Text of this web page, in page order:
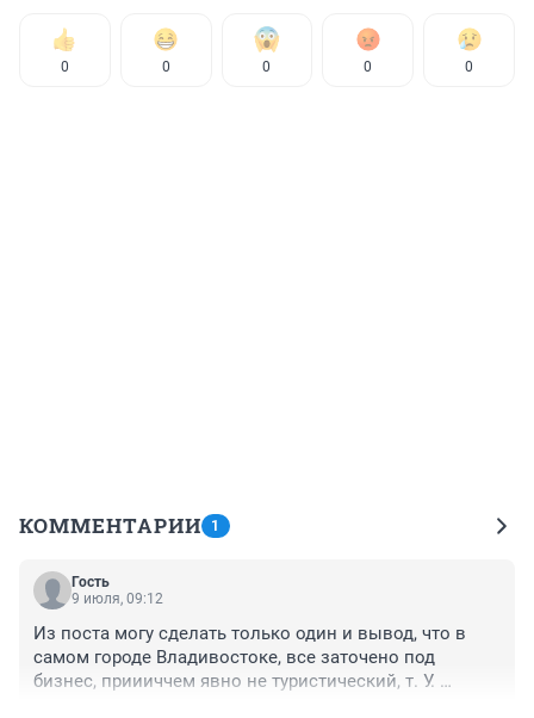
0 0 0 0 0
КОММЕНТАРИИ 1
Гость
9 июля, 09:12
Из поста могу сделать только один и вывод, что в
самом городе Владивостоке, все заточено под
бизнес, приииччем явно не туристический, т. У.